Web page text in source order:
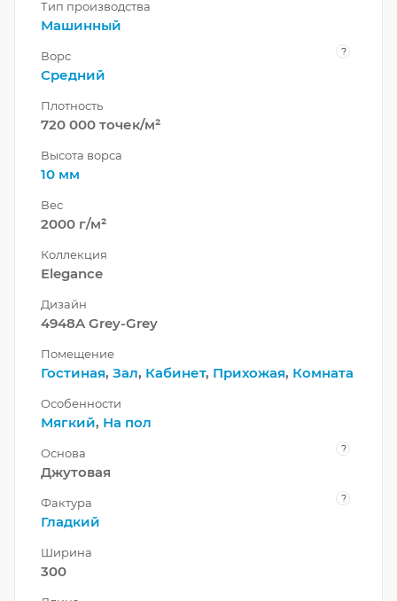
Тип производства
Машинный
Ворс ?
Средний
Плотность
720 000 точек/м²
Высота ворса
10 мм
Вес
2000 г/м²
Коллекция
Elegance
Дизайн
4948A Grey-Grey
Помещение
Гостиная, Зал, Кабинет, Прихожая, Комната
Особенности
Мягкий, На пол
Основа ?
Джутовая
Фактура ?
Гладкий
Ширина
300